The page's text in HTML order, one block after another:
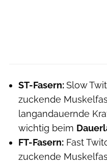
ST-Fasern:Slow
zuckende
langandauernde
wichtig beim
FT-Fasern: Fast
zuckende